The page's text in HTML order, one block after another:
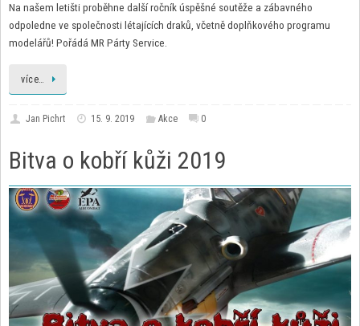
Na našem letišti proběhne další ročník úspěšné soutěže a zábavného
odpoledne ve společnosti létajících draků, včetně doplňkového programu
modelářů! Pořádá MR Párty Service.
více…
Jan Pichrt 15. 9. 2019 Akce 0
Bitva o kobří kůži 2019